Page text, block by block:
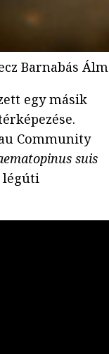
Barnabás
egy másik
Community
suis
légúti